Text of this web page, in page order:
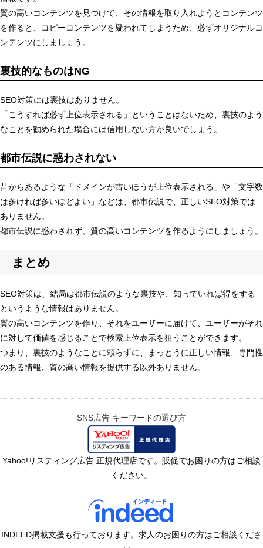
質の高いコンテンツを見つけて、その情報を取り入れようとコンテンツ
を作ると、コピーコンテンツを疑われてしまうため、必ずオリジナルコ
ンテンツにしましょう。
裏技的なものはNG
SEO対策には裏技はありません。
「こうすれば必ず上位表示される」ということはないため、裏技のよう
なことを勧められた場合には信用しない方が良いでしょう。
都市伝説に惑わされない
昔からあるような「ドメインが古いほうが上位表示される」や「文字数
は多ければ多いほどよい」などは、都市伝説で、正しいSEO対策では
ありません。
都市伝説に惑わされず、質の高いコンテンツを作るようにしましょう。
まとめ
SEO対策は、結局は都市伝説のような裏技や、知っていれば得をする
というような情報はありません。
質の高いコンテンツを作り、それをユーザーに届けて、ユーザーがそれ
に対して価値を感じることで検索上位表示を狙うことができます。
つまり、裏技のようなことに頼らずに、まっとうに正しい情報、専門性
のある情報、質の高い情報を提供する以外ありません。
SNS広告 キーワードの選び方
Yahoo!リスティング広告 正規代理店です。販促でお困りの方はご相談
ください。
INDEED掲載支援も行っております。求人のお困りの方はご相談くださ